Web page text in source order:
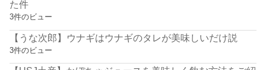
た件
3件のビュー
【うな次郎】ウナギはウナギのタレが美味しいだけ説
3件のビュー